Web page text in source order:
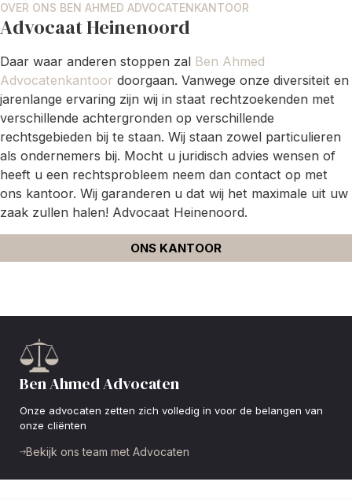
OVER ONS BEN AHMED ADVOCATENKANTOOR
Advocaat Heinenoord
Daar waar anderen stoppen zal Ben Ahmed
Advocatenkantoor doorgaan. Vanwege onze diversiteit en
jarenlange ervaring zijn wij in staat rechtzoekenden met
verschillende achtergronden op verschillende
rechtsgebieden bij te staan. Wij staan zowel particulieren
als ondernemers bij. Mocht u juridisch advies wensen of
heeft u een rechtsprobleem neem dan contact op met
ons kantoor. Wij garanderen u dat wij het maximale uit uw
zaak zullen halen! Advocaat Heinenoord.
ONS KANTOOR
Ben Ahmed Advocaten
Onze advocaten zetten zich volledig in voor de belangen van
onze cliënten
Bekijk ons team met Advocaten